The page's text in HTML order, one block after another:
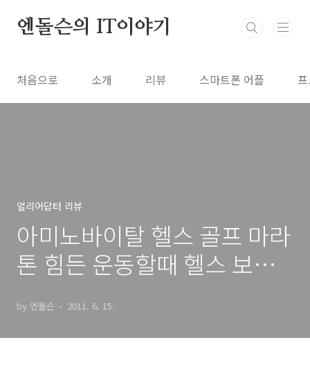
엔돌슨의 IT이야기
처음으로 소개 리뷰 스마트폰 어플
얼리어답터 리뷰
아미노바이탈 헬스 골프 마라
톤 힘든 운동할때 헬스 보조
by 엔돌슨 2011. 6. 15.